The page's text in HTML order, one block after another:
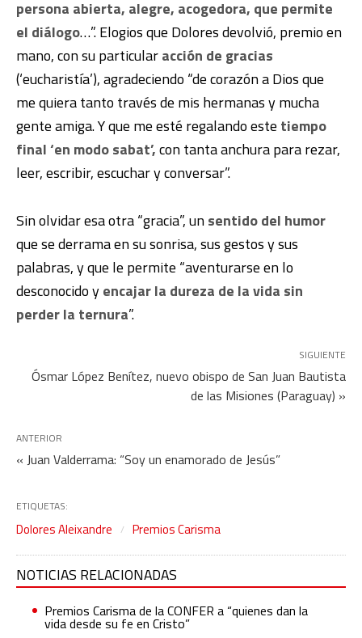
persona abierta, alegre, acogedora, que permite
el diálogo…”. Elogios que Dolores devolvió, premio en
mano, con su particularacción de gracias
(‘eucharistía’), agradeciendo “de corazón a Dios que
me quiera tanto través de mis hermanas y mucha
gente amiga. Y que me esté regalando este tiempo
final ‘en modo sabat’,con tanta anchura para rezar,
leer, escribir, escuchar y conversar”.
Sin olvidar esa otra “gracia”, unsentido del humor
que se derrama en su sonrisa, sus gestos y sus
palabras, y que le permite “aventurarse en lo
desconocido yencajar la dureza de la vida sin
perder la ternura”.
SIGUIENTE
Ósmar López Benítez, nuevo obispo de San Juan Bautista
de las Misiones (Paraguay) »
ANTERIOR
« Juan Valderrama: “Soy un enamorado de Jesús”
ETIQUETAS:
Dolores Aleixandre Premios Carisma
NOTICIAS RELACIONADAS
Premios Carisma de la CONFER a “quienes dan la
vida desde su fe en Cristo”